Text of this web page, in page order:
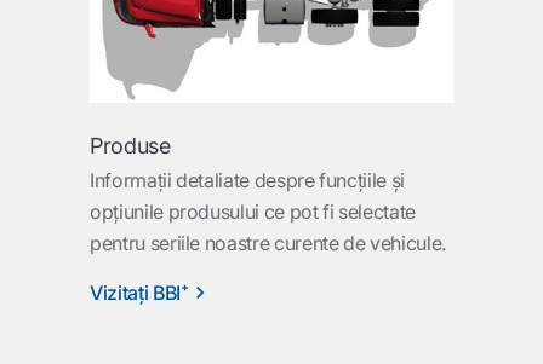
Produse
Informaţii detaliate despre funcţiile şi
opţiunile produsului ce pot fi selectate
pentru seriile noastre curente de vehicule.
Vizitaţi BBI⁺